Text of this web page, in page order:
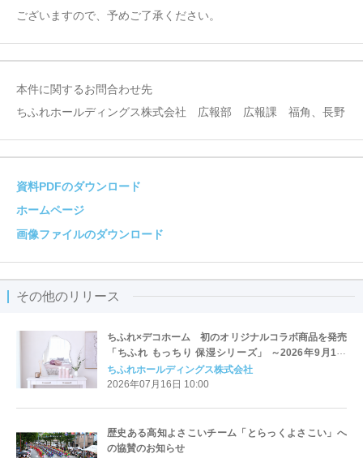
ございますので、予めご了承ください。
本件に関するお問合わせ先
ちふれホールディングス株式会社 広報部 広報課 福角、長野
資料PDFのダウンロード
ホームページ
画像ファイルのダウンロード
その他のリリース
ちふれ×デコホーム 初のオリジナルコラボ商品を発売
「ちふれ もっちり 保湿シリーズ」 ～2026年9月1日
（火）より一部デコホーム店舗およびニトリネットに
て販売開始～
ちふれホールディングス株式会社
2026年07月16日 10:00
歴史ある高知よさこいチーム「とらっくよさこい」へ
の協賛のお知らせ